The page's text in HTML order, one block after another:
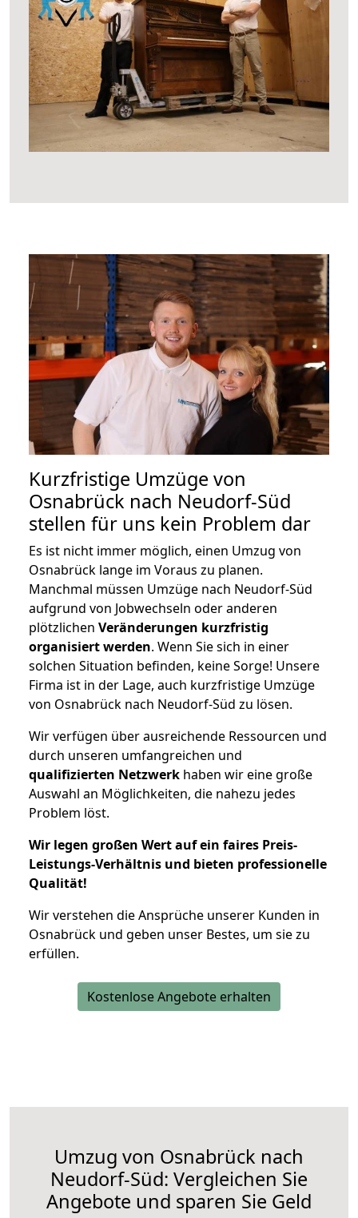
Kurzfristige Umzüge von
Osnabrück nach Neudorf-Süd
stellen für uns kein Problem dar
Es ist nicht immer möglich, einen Umzug von
Osnabrück lange im Voraus zu planen.
Manchmal müssen Umzüge nach Neudorf-Süd
aufgrund von Jobwechseln oder anderen
plötzlichen Veränderungen kurzfristig
organisiert werden. Wenn Sie sich in einer
solchen Situation befinden, keine Sorge! Unsere
Firma ist in der Lage, auch kurzfristige Umzüge
von Osnabrück nach Neudorf-Süd zu lösen.
Wir verfügen über ausreichende Ressourcen und
durch unseren umfangreichen und
qualifizierten Netzwerk haben wir eine große
Auswahl an Möglichkeiten, die nahezu jedes
Problem löst.
Wir legen großen Wert auf ein faires Preis-
Leistungs-Verhältnis und bieten professionelle
Qualität!
Wir verstehen die Ansprüche unserer Kunden in
Osnabrück und geben unser Bestes, um sie zu
erfüllen.
Kostenlose Angebote erhalten
Umzug von Osnabrück nach
Neudorf-Süd: Vergleichen Sie
Angebote und sparen Sie Geld